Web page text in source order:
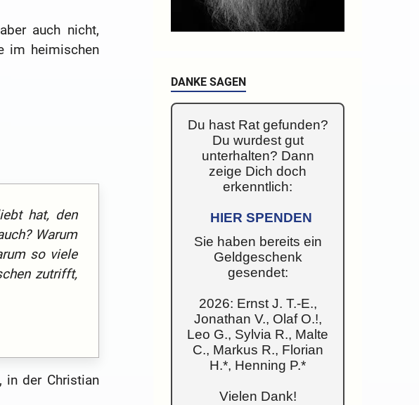
auch nicht,
im heimischen
hat, den
Warum
so viele
zutrifft,
in der Christian
DANKE SAGEN
Du hast Rat gefunden?
Du wurdest gut
unterhalten? Dann
zeige Dich doch
erkenntlich:
HIER SPENDEN
Sie haben bereits ein
Geldgeschenk
gesendet:
2026: Ernst J. T.-E.,
Jonathan V., Olaf O.!,
Leo G., Sylvia R., Malte
C., Markus R., Florian
H.*, Henning P.*
Vielen Dank!